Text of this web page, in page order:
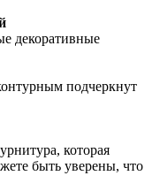
декоративные
подчеркнут
которая
быть уверены, что